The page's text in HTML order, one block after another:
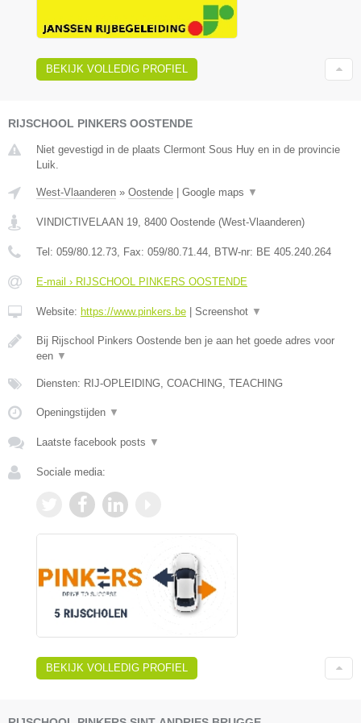
BEKIJK VOLLEDIG PROFIEL
RIJSCHOOL PINKERS OOSTENDE
Niet gevestigd in de plaats Clermont Sous Huy en in de provincie
Luik.
West-Vlaanderen » Oostende Google maps ▼
VINDICTIVELAAN 19, 8400 Oostende (West-Vlaanderen)
Tel: 059/80.12.73, Fax: 059/80.71.44, BTW-nr: BE 405.240.264
E-mail › RIJSCHOOL PINKERS OOSTENDE
Website: https://www.pinkers.be Screenshot ▼
Bij Rijschool Pinkers Oostende ben je aan het goede adres voor
een ▼
Diensten: RIJ-OPLEIDING, COACHING, TEACHING
Openingstijden ▼
Laatste facebook posts ▼
Sociale media:
BEKIJK VOLLEDIG PROFIEL